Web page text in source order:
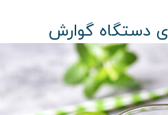
دستگاه گوارش